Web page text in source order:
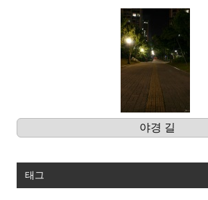
야경 길
태그